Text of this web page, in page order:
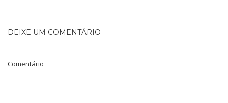
DEIXE UM COMENTÁRIO
Comentário